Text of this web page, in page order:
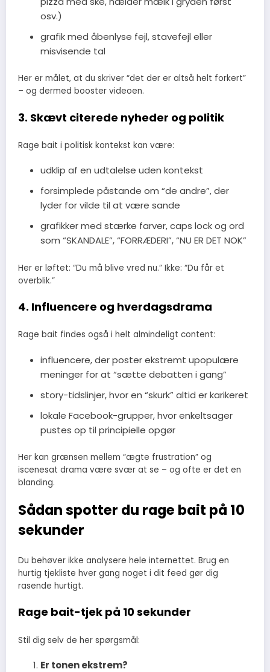
osv.)
grafik med åbenlyse fejl, stavefejl eller
misvisende tal
Her er målet, at du skriver “det der er altså helt forkert”
– og dermed booster videoen.
3. Skævt citerede nyheder og politik
Rage bait i politisk kontekst kan være:
udklip af en udtalelse uden kontekst
forsimplede påstande om “de andre”, der
lyder for vilde til at være sande
grafikker med stærke farver, caps lock og ord
som “SKANDALE”, “FORRÆDERI”, “NU ER DET NOK”
Her er løftet: “Du må blive vred nu.” Ikke: “Du får et
overblik.”
4. Influencere og hverdagsdrama
Rage bait findes også i helt almindeligt content:
influencere, der poster ekstremt upopulære
meninger for at “sætte debatten i gang”
story-tidslinjer, hvor en “skurk” altid er karikeret
lokale Facebook-grupper, hvor enkeltsager
pustes op til principielle opgør
Her kan grænsen mellem “ægte frustration” og
iscenesat drama være svær at se – og ofte er det en
blanding.
Sådan spotter du rage bait på 10
sekunder
Du behøver ikke analysere hele internettet. Brug en
hurtig tjekliste hver gang noget i dit feed gør dig
rasende hurtigt.
Rage bait-tjek på 10 sekunder
Stil dig selv de her spørgsmål:
Er tonen ekstrem?